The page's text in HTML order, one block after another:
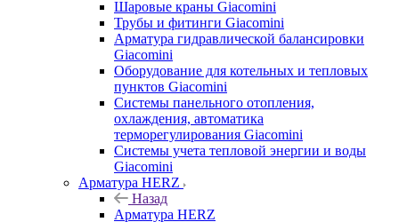
Шаровые краны Giacomini
Трубы и фитинги Giacomini
Арматура гидравлической балансировки
Giacomini
Оборудование для котельных и тепловых
пунктов Giacomini
Системы панельного отопления,
охлаждения, автоматика
терморегулирования Giacomini
Системы учета тепловой энергии и воды
Giacomini
Арматура HERZ
Назад
Арматура HERZ